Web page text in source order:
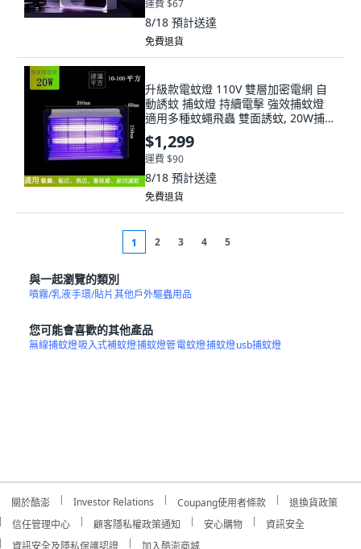
8/18預計送達
免費退貨
動誘蚊 捕蚊燈 持續電擊 強效捕蚊燈
適用多種蚊蠅飛蟲 雙面誘蚊, 20W捕蚊
燈
$1,299
運費 $90
8/18預計送達
免費退貨
1
噴霧/乳液手環/貼片其他戶外驅蟲用品
無線捕蚊燈吸入式補蚊燈捕蚊燈管
安心購物